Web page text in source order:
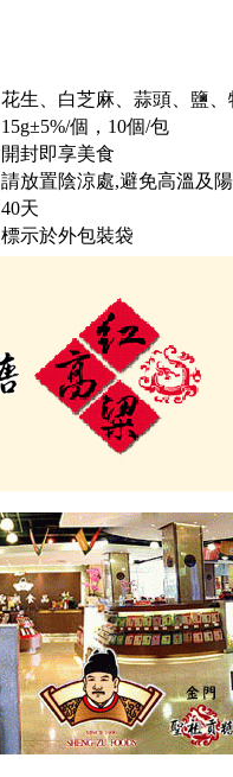
花生、白芝麻、蒜頭、鹽
15g±5%/個，10個/包
開封即享美食
請放置陰涼處,避免高溫及
40天
標示於外包裝袋